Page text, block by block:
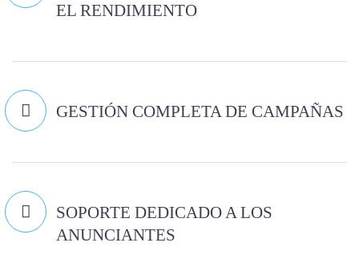
EL RENDIMIENTO
 GESTIÓN COMPLETA DE CAMPAÑAS

SOPORTE DEDICADO A LOS
ANUNCIANTES